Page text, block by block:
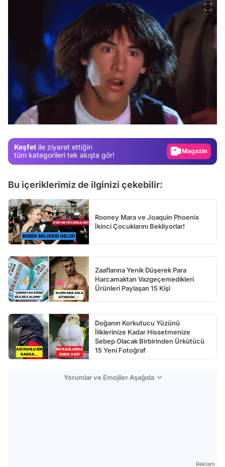
Keşfet ile ziyaret ettiğin
tüm kategorileri tek akışta gör!
Gündem
Video
Bu içeriklerimiz de ilginizi çekebilir:
Rooney Mara ve Joaquin Phoenix
İkinci Çocuklarını Bekliyorlar!
Zaaflarına Yenik Düşerek Para
Harcamaktan Vazgeçemedikleri
Ürünleri Paylaşan 15 Kişi
Doğanın Korkutucu Yüzünü
İliklerinize Kadar Hissetmenize
Sebep Olacak Birbirinden Ürkütücü
15 Yeni Fotoğraf
Yorumlar ve Emojiler Aşağıda
Reklam